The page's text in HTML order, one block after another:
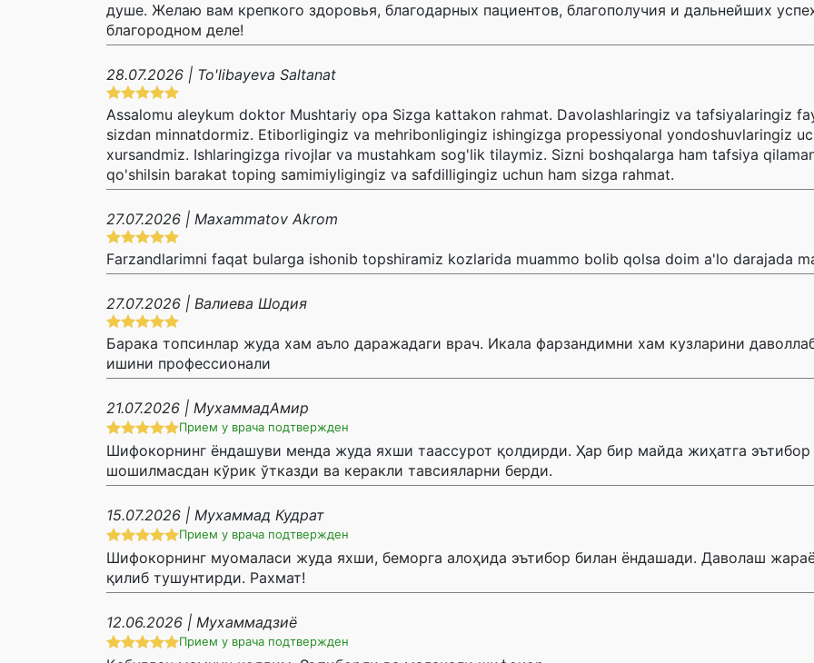
душе. Желаю вам крепкого здоровья, благодарных пациентов, благополучия и дальнейших
благородном деле!
28.07.2026 | To'libayeva Saltanat
Assalomu aleykum doktor Mushtariy opa Sizga kattakon rahmat. Davolashlaringiz va tafsiyalaringiz
sizdan minnatdormiz. Etiborligingiz va mehribonligingiz ishingizga propessiyonal yondoshuvlaringiz
xursandmiz. Ishlaringizga rivojlar va mustahkam sog'lik tilaymiz. Sizni boshqalarga ham tafsiya
qo'shilsin barakat toping samimiyligingiz va safdilligingiz uchun ham sizga rahmat.
27.07.2026 | Maxammatov Akrom
Farzandlarimni faqat bularga ishonib topshiramiz kozlarida muammo bolib qolsa doim a'lo darajada
27.07.2026 | Валиева Шодия
Барака топсинлар жуда хам аъло даражадаги врач. Икала фарзандимни хам кузларини
ишини профессионали
21.07.2026 | МухаммадАмир
Прием у врача подтвержден
Шифокорнинг ёндашуви менда жуда яхши таассурот қолдирди. Ҳар бир майда жиҳатга эътибор
шошилмасдан кўрик ўтказди ва керакли тавсияларни берди.
15.07.2026 | Мухаммад Кудрат
Прием у врача подтвержден
Шифокорнинг муомаласи жуда яхши, беморга алоҳида эътибор билан ёндашади. Даволаш
қилиб тушунтирди. Рахмат!
12.06.2026 | Мухаммадзиё
Прием у врача подтвержден